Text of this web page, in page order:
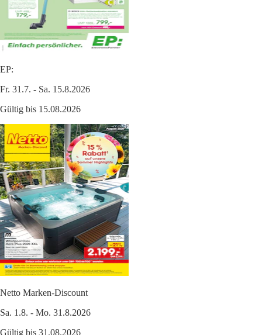
EP:
Fr. 31.7. - Sa. 15.8.2026
Gültig bis 15.08.2026
Netto Marken-Discount
Sa. 1.8. - Mo. 31.8.2026
Gültig bis 31.08.2026